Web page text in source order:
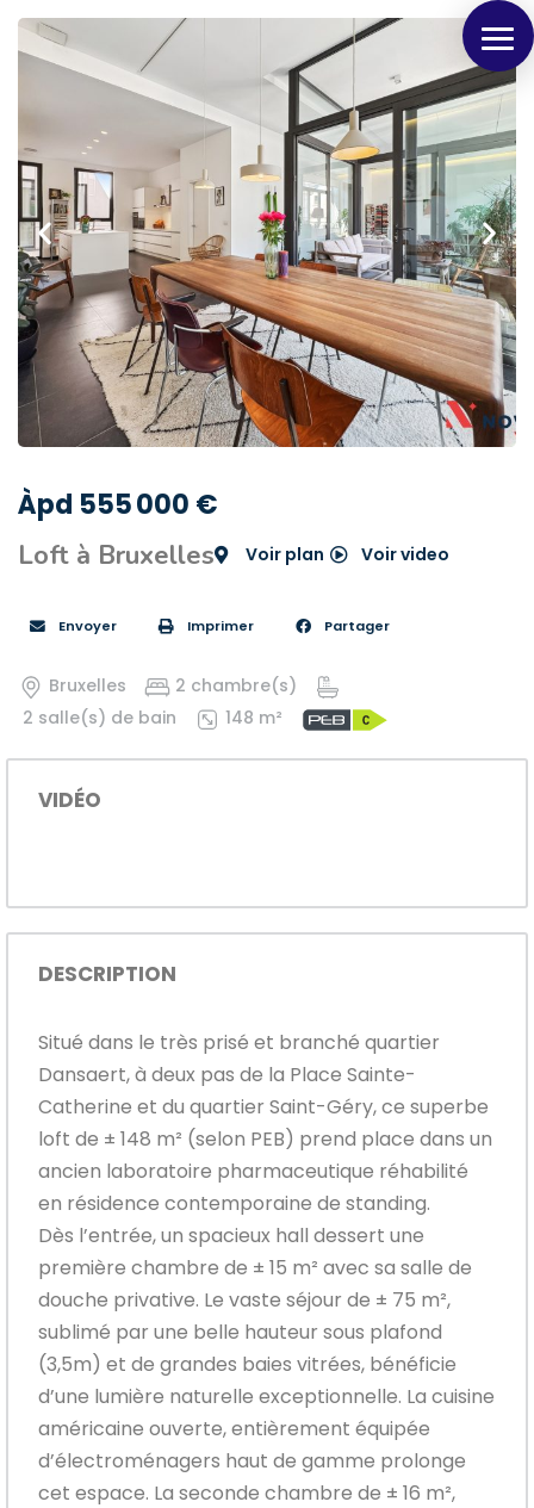
Panneau de gestion des cookies
Àpd 555 000 €
Loft à Bruxelles Voir plan Voir video
Envoyer Imprimer Partager
Bruxelles
2 chambre(s)
2 salle(s) de bain
148 m²
VIDÉO
DESCRIPTION
Situé dans le très prisé et branché quartier
Dansaert, à deux pas de la Place Sainte-
Catherine et du quartier Saint-Géry, ce superbe
loft de ± 148 m² (selon PEB) prend place dans un
ancien laboratoire pharmaceutique réhabilité
en résidence contemporaine de standing.
Dès l’entrée, un spacieux hall dessert une
première chambre de ± 15 m² avec sa salle de
douche privative. Le vaste séjour de ± 75 m²,
sublimé par une belle hauteur sous plafond
(3,5m) et de grandes baies vitrées, bénéficie
d’une lumière naturelle exceptionnelle. La cuisine
américaine ouverte, entièrement équipée
d’électroménagers haut de gamme prolonge
cet espace. La seconde chambre de ± 16 m²,